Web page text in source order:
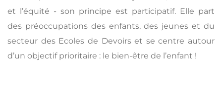
et l’équité - son principe est participatif. Elle part
des préoccupations des enfants, des jeunes et du
secteur des Ecoles de Devoirs et se centre autour
d’un objectif prioritaire : le bien-être de l’enfant !